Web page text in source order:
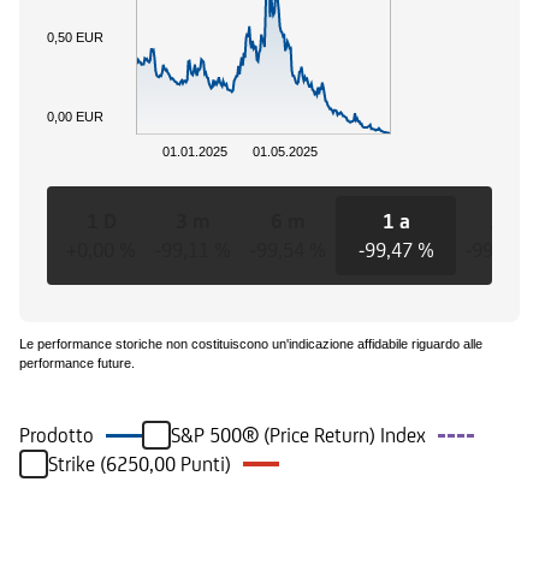
01.01.2025 01.05.2025
0,00 EUR
0,50 EUR
1 a
-99,47 %
Le performance storiche non costituiscono un'indicazione affidabile riguardo alle
performance future.
Prodotto
S&P 500® (Price Return) Index
Strike (6250,00 Punti)